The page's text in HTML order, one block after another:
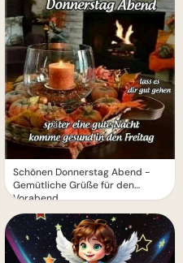
Schönen Donnerstag Abend -
Gemütliche Grüße für den
Vorabend